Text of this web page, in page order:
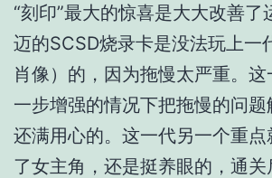
“刻印”最大的惊喜是大大改善了
迈的SCSD烧录卡是没法玩上一
肖像）的，因为拖慢太严重。
一步增强的情况下把拖慢的问
还满用心的。这一代另一个重点
了女主角，还是挺养眼的，通